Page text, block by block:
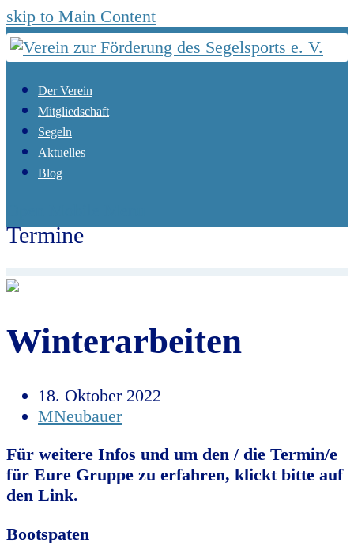
skip to Main Content
Der Verein
Mitgliedschaft
Segeln
Aktuelles
Blog
Termine
Winterarbeiten
18. Oktober 2022
MNeubauer
Für weitere Infos und um den / die Termin/e
für Eure Gruppe zu erfahren, klickt bitte auf
den Link.
Bootspaten